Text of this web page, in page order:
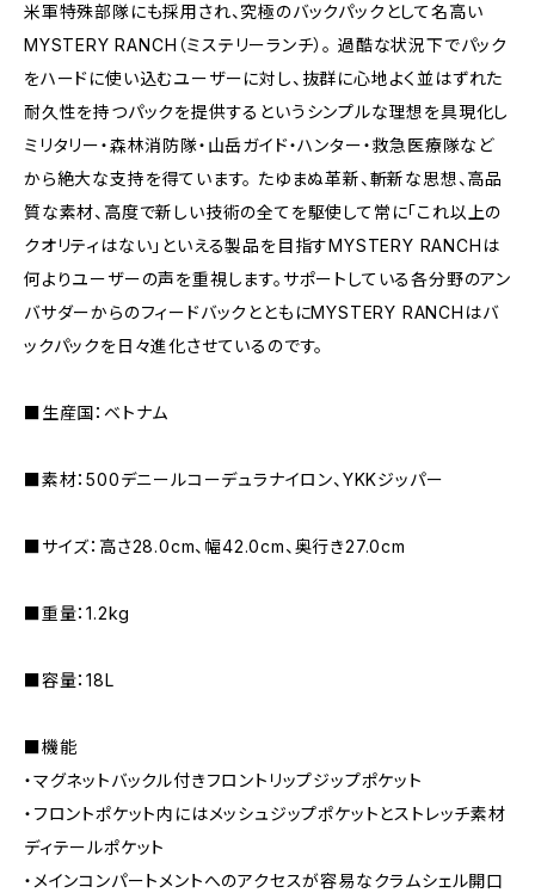
米軍特殊部隊にも採用され、究極のバックパックとして名高い
MYSTERY RANCH（ミステリーランチ）。 過酷な状況下でパック
をハードに使い込むユーザーに対し、抜群に心地よく並はずれた
耐久性を持つパックを提供するというシンプルな理想を具現化し
ミリタリー・森林消防隊・山岳ガイド・ハンター・救急医療隊など
から絶大な支持を得ています。 たゆまぬ革新、斬新な思想、高品
質な素材、高度で新しい技術の全てを駆使して常に「これ以上の
クオリティはない」といえる製品を目指すMYSTERY RANCHは
何よりユーザーの声を重視します。サポートしている各分野のアン
バサダーからのフィードバックとともにMYSTERY RANCHはバ
ックパックを日々進化させているのです。
■生産国：ベトナム
■素材：500デニールコーデュラナイロン、YKKジッパー
■サイズ：高さ28.0cm、幅42.0cm、奥行き27.0cm
■重量：1.2kg
■容量：18L
■機能
・マグネットバックル付きフロントリップジップポケット
・フロントポケット内にはメッシュジップポケットとストレッチ素材
ディテールポケット
・メインコンパートメントへのアクセスが容易なクラムシェル開口